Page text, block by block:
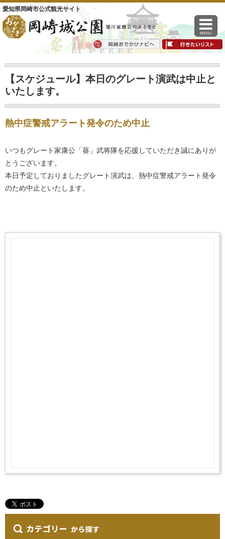
愛知県岡崎市公式観光サイト
MENU
【スケジュール】本日のグレート演武は中止と
いたします。
熱中症警戒アラート発令のため中止
いつもグレート家康公「葵」武将隊を応援していただき誠にありが
とうございます。
本日予定しておりましたグレート演武は、熱中症警戒アラート発令
のため中止といたします。